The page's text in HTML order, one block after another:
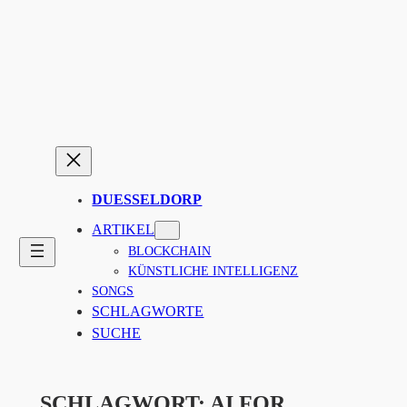
DUESSELDORP
ARTIKEL
BLOCKCHAIN
KÜNSTLICHE INTELLIGENZ
SONGS
SCHLAGWORTE
SUCHE